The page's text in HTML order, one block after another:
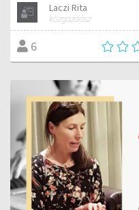
Laczi Rita
közgazdász
6